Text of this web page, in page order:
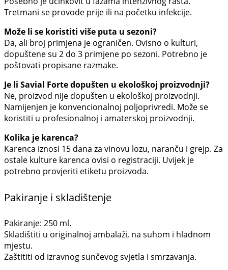
Tretmani se provode prije ili na početku infekcije.
Može li se koristiti više puta u sezoni?
Da, ali broj primjena je ograničen. Ovisno o kulturi,
dopuštene su 2 do 3 primjene po sezoni. Potrebno je
poštovati propisane razmake.
Je li Savial Forte dopušten u ekološkoj proizvodnji?
Ne, proizvod nije dopušten u ekološkoj proizvodnji.
Namijenjen je konvencionalnoj poljoprivredi. Može se
koristiti u profesionalnoj i amaterskoj proizvodnji.
Kolika je karenca?
Karenca iznosi 15 dana za vinovu lozu, naranču i grejp. Za
ostale kulture karenca ovisi o registraciji. Uvijek je
potrebno provjeriti etiketu proizvoda.
Pakiranje i skladištenje
Pakiranje: 250 ml.
Skladištiti u originalnoj ambalaži, na suhom i hladnom
mjestu.
Zaštititi od izravnog sunčevog svjetla i smrzavanja.